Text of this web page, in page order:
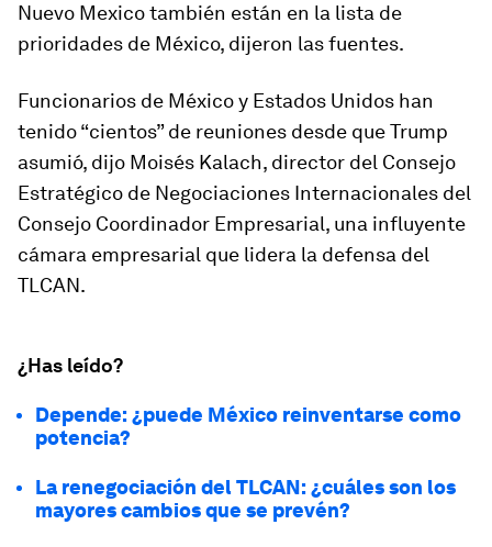
Nuevo Mexico también están en la lista de
prioridades de México, dijeron las fuentes.
Funcionarios de México y Estados Unidos han
tenido “cientos” de reuniones desde que Trump
asumió, dijo Moisés Kalach, director del Consejo
Estratégico de Negociaciones Internacionales del
Consejo Coordinador Empresarial, una influyente
cámara empresarial que lidera la defensa del
TLCAN.
¿Has leído?
Depende: ¿puede México reinventarse como
potencia?
La renegociación del TLCAN: ¿cuáles son los
mayores cambios que se prevén?